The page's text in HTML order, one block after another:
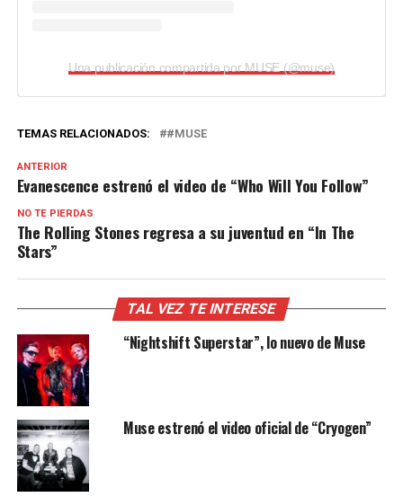
Una publicación compartida por MUSE (@muse)
TEMAS RELACIONADOS: #MUSE
ANTERIOR
Evanescence estrenó el video de “Who Will You Follow”
NO TE PIERDAS
The Rolling Stones regresa a su juventud en “In The
Stars”
TAL VEZ TE INTERESE
“Nightshift Superstar”, lo nuevo de Muse
Muse estrenó el video oficial de “Cryogen”